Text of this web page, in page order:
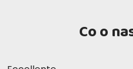
Co o